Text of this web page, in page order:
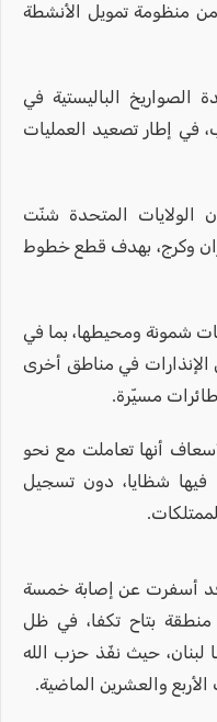
منظومة تمويل الأنشطة
الصواريخ الباليستية في
في إطار تصعيد العمليات
الولايات المتحدة شنّت
وكرج، بهدف قطع خطوط
شمونة ومحيطها، بما في
في مناطق أخرى
مسيّرة.
أنها تعاملت مع نحو
فيها شظايا، دون تسجيل
أسفرت عن إصابة خمسة
بتاح تكفا، في ظل
لبنان، حيث نفّذ حزب الله